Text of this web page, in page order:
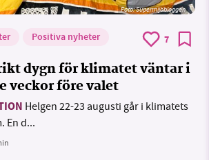
Foto: Supermijöbloggen
Positiva nyheter 7
dygn för klimatet väntar i
veckor före valet
Helgen 22-23 augusti går i klimatets
En d...